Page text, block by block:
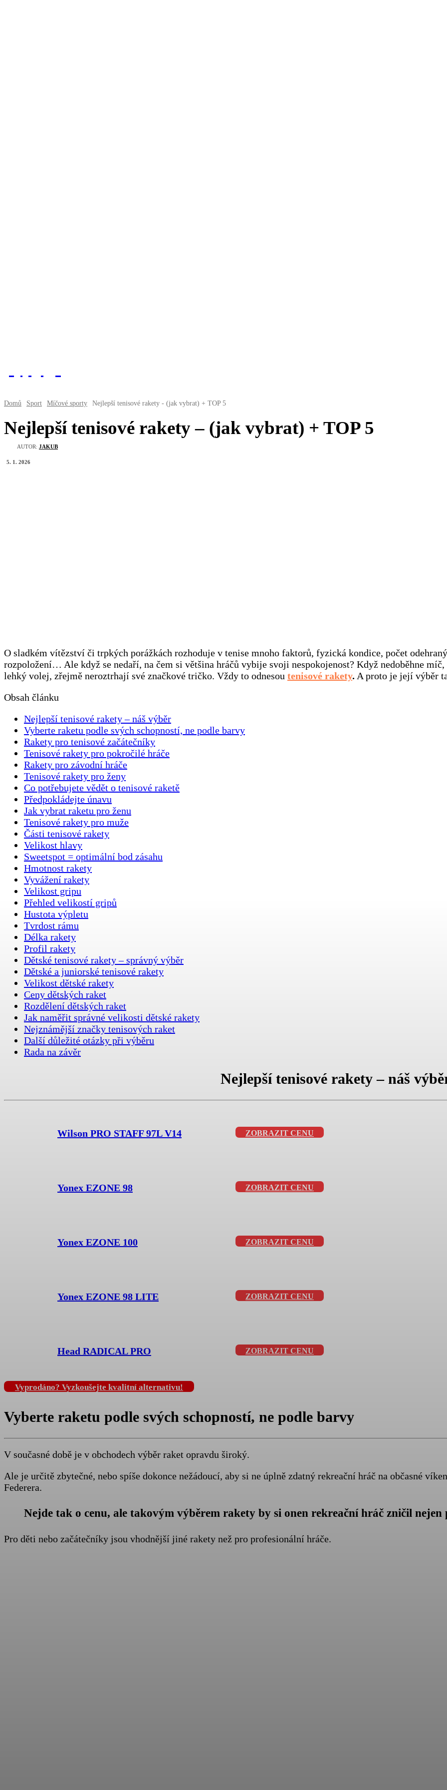
fitnesaci
Domů Sport Míčové sporty Nejlepší tenisové rakety - (jak vybrat) + TOP 5
Nejlepší tenisové rakety – (jak vybrat) + TOP 5
AUTOR: JAKUB
5. 1. 2026
O sladkém vítězství či trpkých porážkách rozhoduje v tenise mnoho faktorů, fyzická kondice, počet
rozpoložení… Ale když se nedaří, na čem si většina hráčů vybije svoji nespokojenost? Když nedoběhne
lehký volej, zřejmě neroztrhají své značkové tričko. Vždy to odnesou tenisové rakety. A proto je její výběr
Obsah článku
Nejlepší tenisové rakety – náš výběr
Vyberte raketu podle svých schopností, ne podle barvy
Rakety pro tenisové začátečníky
Tenisové rakety pro pokročilé hráče
Rakety pro závodní hráče
Tenisové rakety pro ženy
Co potřebujete vědět o tenisové raketě
Předpokládejte únavu
Jak vybrat raketu pro ženu
Tenisové rakety pro muže
Části tenisové rakety
Velikost hlavy
Sweetspot = optimální bod zásahu
Hmotnost rakety
Vyvážení rakety
Velikost gripu
Přehled velikostí gripů
Hustota výpletu
Tvrdost rámu
Délka rakety
Profil rakety
Dětské tenisové rakety – správný výběr
Dětské a juniorské tenisové rakety
Velikost dětské rakety
Ceny dětských raket
Rozdělení dětských raket
Jak naměřit správné velikosti dětské rakety
Nejznámější značky tenisových raket
Další důležité otázky při výběru
Rada na závěr
Nejlepší tenisové rakety – náš
Wilson PRO STAFF 97L V14 ZOBRAZIT CENU
Yonex EZONE 98 ZOBRAZIT CENU
Yonex EZONE 100 ZOBRAZIT CENU
Yonex EZONE 98 LITE ZOBRAZIT CENU
Head RADICAL PRO ZOBRAZIT CENU
Vyprodáno? Vyzkoušejte kvalitní alternativu!
Vyberte raketu podle svých schopností, ne podle barvy
V současné době je v obchodech výběr raket opravdu široký.
Ale je určitě zbytečné, nebo spíše dokonce nežádoucí, aby si ne úplně zdatný rekreační hráč na občasné
Federera.
Nejde tak o cenu, ale takovým výběrem rakety by si onen rekreační hráč zničil nejen
Pro děti nebo začátečníky jsou vhodnější jiné rakety než pro profesionální hráče.